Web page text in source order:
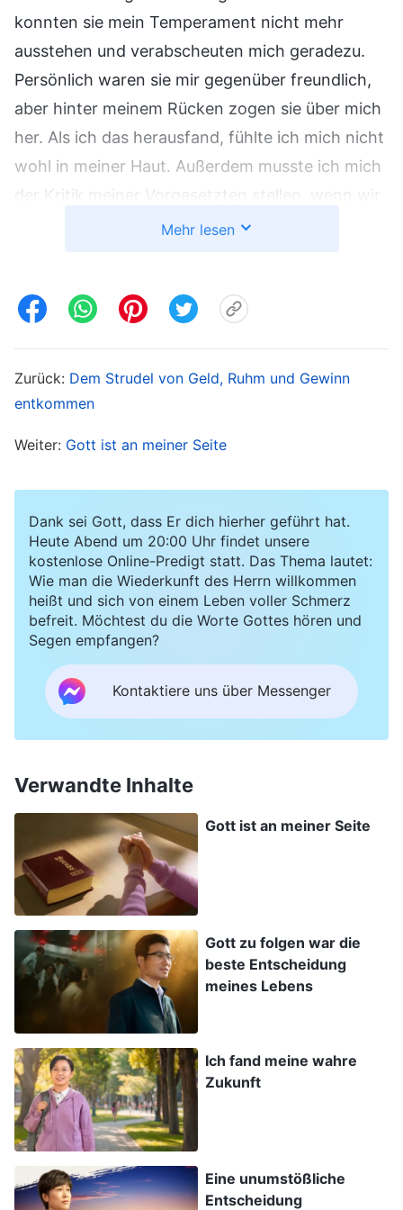
konnten sie mein Temperament nicht mehr
ausstehen und verabscheuten mich geradezu.
Persönlich waren sie mir gegenüber freundlich,
aber hinter meinem Rücken zogen sie über mich
her. Als ich das herausfand, fühlte ich mich nicht
wohl in meiner Haut. Außerdem musste ich mich
der Kritik meiner Vorgesetzten stellen, wenn wir
mit unseren Aufgaben nicht fertig wurden. Zu
gescholten werden und nicht mehr unter so
im Stillen darauf hinzuarbeiten.
Irgendwann sagte mir die Frau Hauptmann dann
ihre Stelle treten würde, wenn sie einmal nicht
mehr Hauptmann sein sollte. Als ich das hörte,
war ich unglaublich aufgeregt. Ich hatte nie
gewusst, wie sehr sie mir vertraute. Es dauerte
nicht lange, und ich übernahm die Position des
Hauptmanns. Immer mehr der Soldaten
schauten zu mir auf, und ich wurde überall
respektiert. Ich musste keine körperliche Arbeit
der Überlegenheit, das mir die Position als
Hauptmann gab, genoss ich sehr. Doch nach
einer Weile wurden einige, die damals mit mir zu
Zugführerinnen befördert wurden, eifersüchtig
und befolgten meine Befehle nicht mehr. Ich war
wirklich wütend und glaubte, ich hätte an
Achtung verloren, also dachte ich mir alle
möglichen Dinge aus, damit sie wieder auf mich
hörten. Aber das taten sie trotzdem nicht. Ich
hatte das Gefühl, dass ich sie nicht unter
Kontrolle hatte, aber um meines Status willen
musste ich mich zwingen, durchzuhalten. Ich
dachte, einen höheren Rang mit großen
Machtbefugnissen zu haben, war nicht so
glanzvoll, wie ich es mir vorgestellt hatte.
Mehr lesen
Zurück: Dem Strudel von Geld, Ruhm und Gewinn
entkommen
Weiter: Gott ist an meiner Seite
Dank sei Gott, dass Er dich hierher geführt hat.
Heute Abend um 20:00 Uhr findet unsere
kostenlose Online-Predigt statt. Das Thema lautet:
Wie man die Wiederkunft des Herrn willkommen
heißt und sich von einem Leben voller Schmerz
befreit. Möchtest du die Worte Gottes hören und
Segen empfangen?
Kontaktiere uns über Messenger
Verwandte Inhalte
Gott ist an meiner Seite
Gott zu folgen war die
beste Entscheidung
meines Lebens
Ich fand meine wahre
Zukunft
Eine unumstößliche
Entscheidung